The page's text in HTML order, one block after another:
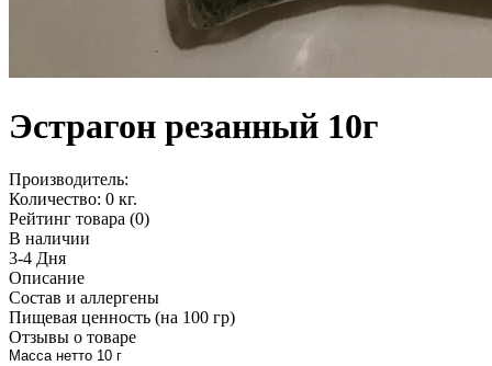
Эстрагон резанный 10г
Производитель:
Количество: 0 кг.
Рейтинг товара (0)
В наличии
3-4 Дня
Описание
Состав и аллергены
Пищевая ценность (на 100 гр)
Отзывы о товаре
Масса нетто 10 г